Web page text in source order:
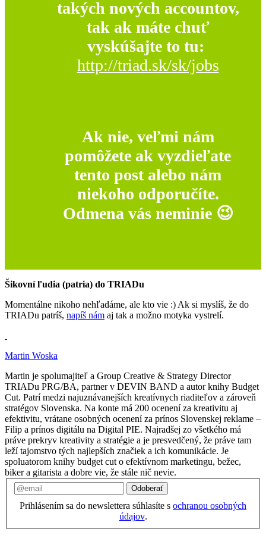
takých nových accountov,
tak ak máte chuť
vyskúšajte to tu:
http://triad.sk/sk/jobs
Ak nie, veľmi nám
pomôžete ak vyzdieľate
tento post alebo nám
niekoho odporučíte.
Odmena vás neminie 😉
Šikovní ľudia (patria) do TRIADu
Momentálne nikoho nehľadáme, ale kto vie :) Ak si myslíš, že do
TRIADu patríš, napíš nám aj tak a možno motyka vystrelí.
Martin Woska
Martin je spolumajiteľ a Group Creative & Strategy Director
TRIADu PRG/BA, partner v DEVIN BAND a autor knihy Budget
Cut. Patrí medzi najuznávanejších kreatívnych riaditeľov a zároveň
stratégov Slovenska. Na konte má 200 ocenení za kreativitu aj
efektivitu, vrátane osobných ocenení za prínos Slovenskej reklame –
Filip a prínos digitálu na Digital PIE. Najradšej zo všetkého má
práve prekryv kreativity a stratégie a je presvedčený, že práve tam
leží tajomstvo tých najlepších značiek a ich komunikácie. Je
spoluatorom knihy budget cut o efektívnom marketingu, bežec,
biker a gitarista a dobre vie, že stále nič nevie.
Odoberať
Prihlásením sa do newslettera súhlasíte s ochranou osobných
údajov.